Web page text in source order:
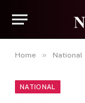
Home » National
NATIONAL